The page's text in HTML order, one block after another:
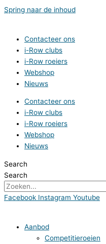
Spring naar de inhoud
Contacteer ons
i-Row clubs
i-Row roeiers
Webshop
Nieuws
Contacteer ons
i-Row clubs
i-Row roeiers
Webshop
Nieuws
Search
Search
Facebook Instagram Youtube
Aanbod
Competitieroeien